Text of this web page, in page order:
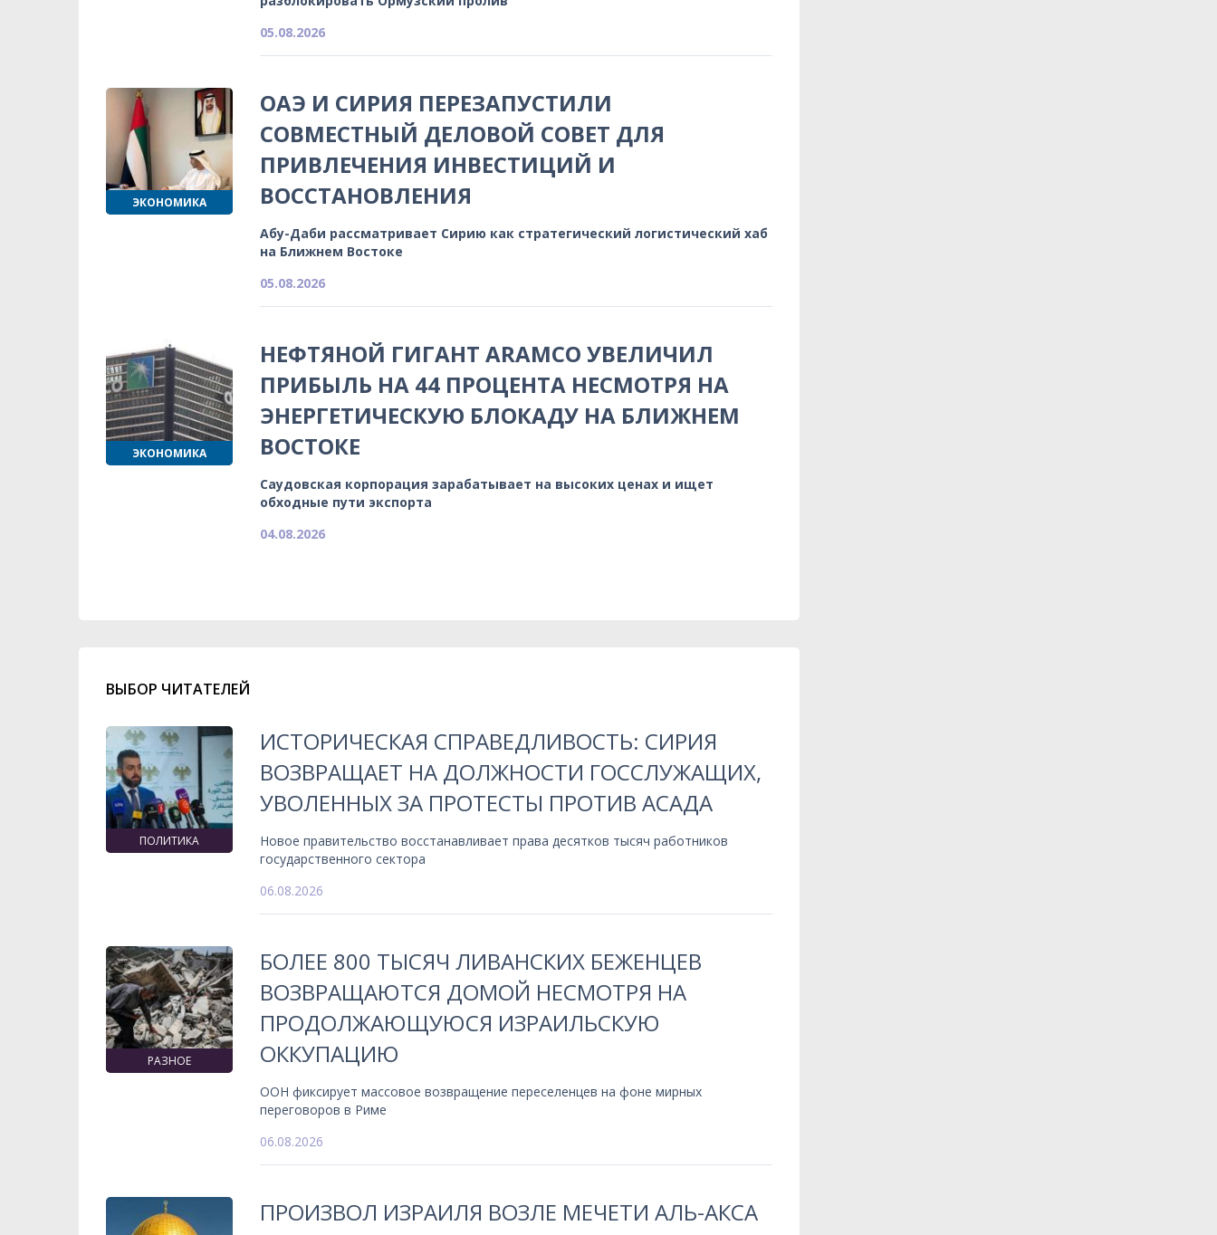
05.08.2026
ЭКОНОМИКА
ОАЭ И СИРИЯ ПЕРЕЗАПУСТИЛИ
СОВМЕСТНЫЙ ДЕЛОВОЙ СОВЕТ ДЛЯ
ПРИВЛЕЧЕНИЯ ИНВЕСТИЦИЙ И
ВОССТАНОВЛЕНИЯ
Абу-Даби рассматривает Сирию как стратегический логистический хаб
на Ближнем Востоке
05.08.2026
ЭКОНОМИКА
НЕФТЯНОЙ ГИГАНТ ARAMCO УВЕЛИЧИЛ
ПРИБЫЛЬ НА 44 ПРОЦЕНТА НЕСМОТРЯ НА
ЭНЕРГЕТИЧЕСКУЮ БЛОКАДУ НА БЛИЖНЕМ
ВОСТОКЕ
Саудовская корпорация зарабатывает на высоких ценах и ищет
обходные пути экспорта
04.08.2026
ВЫБОР ЧИТАТЕЛЕЙ
ПОЛИТИКА
ИСТОРИЧЕСКАЯ СПРАВЕДЛИВОСТЬ: СИРИЯ
ВОЗВРАЩАЕТ НА ДОЛЖНОСТИ ГОССЛУЖАЩИХ,
УВОЛЕННЫХ ЗА ПРОТЕСТЫ ПРОТИВ АСАДА
Новое правительство восстанавливает права десятков тысяч работников
государственного сектора
06.08.2026
РАЗНОЕ
БОЛЕЕ 800 ТЫСЯЧ ЛИВАНСКИХ БЕЖЕНЦЕВ
ВОЗВРАЩАЮТСЯ ДОМОЙ НЕСМОТРЯ НА
ПРОДОЛЖАЮЩУЮСЯ ИЗРАИЛЬСКУЮ
ОККУПАЦИЮ
ООН фиксирует массовое возвращение переселенцев на фоне мирных
переговоров в Риме
06.08.2026
ПРОИЗВОЛ ИЗРАИЛЯ ВОЗЛЕ МЕЧЕТИ АЛЬ-АКСА